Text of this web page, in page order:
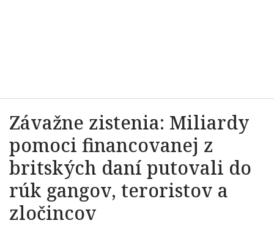
Závažne zistenia: Miliardy
pomoci financovanej z
britských daní putovali do
rúk gangov, teroristov a
zločincov